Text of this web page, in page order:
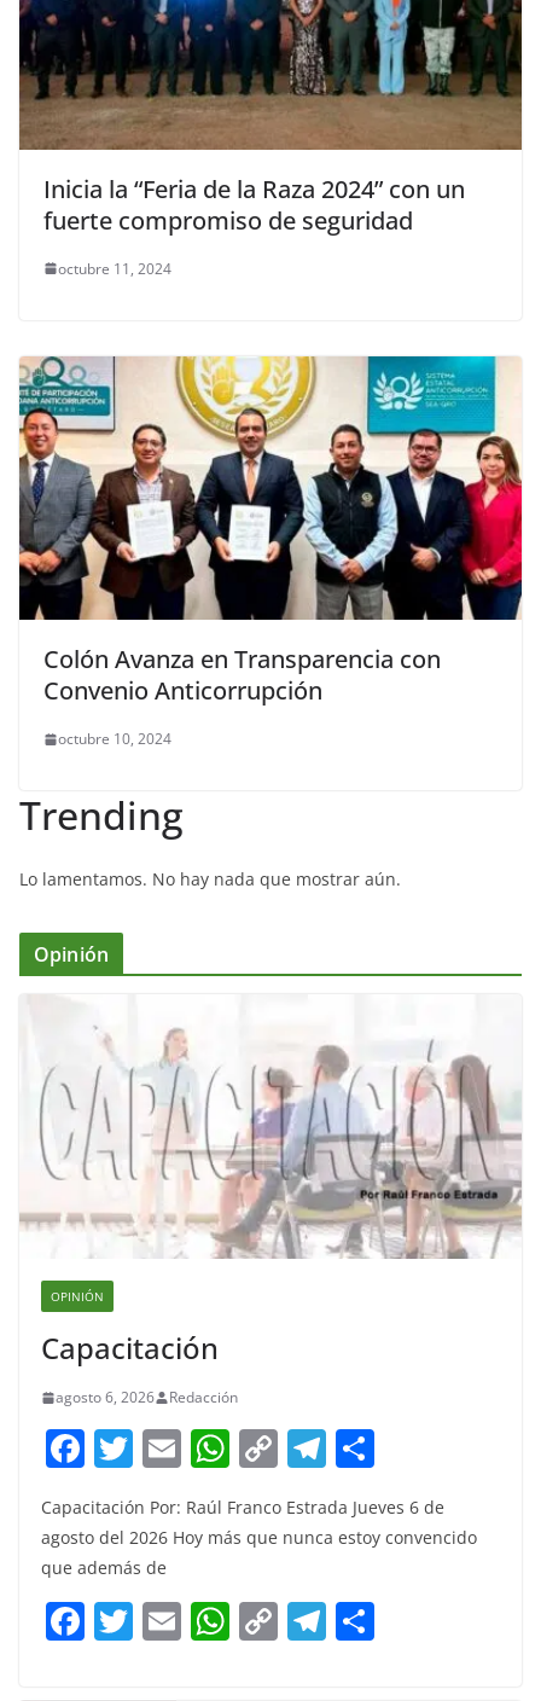
Inicia la “Feria de la Raza 2024” con un
fuerte compromiso de seguridad
octubre 11, 2024
Colón Avanza en Transparencia con
Convenio Anticorrupción
octubre 10, 2024
Trending
Lo lamentamos. No hay nada que mostrar aún.
Opinión
OPINIÓN
Capacitación
agosto 6, 2026 Redacción
F
a
c
e
b
o
T
itt
er
E
m
ai
W
at
A
p
C
p
Li
n
T
el
e
a
m
ar
e
Capacitación Por: Raúl Franco Estrada Jueves 6 de
agosto del 2026 Hoy más que nunca estoy convencido
que además de
F T E W C T